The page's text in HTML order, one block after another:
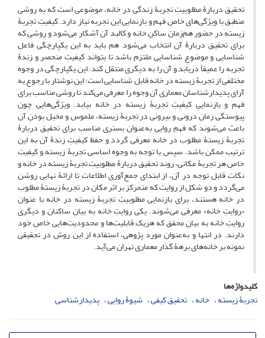
تحقیق دربارۀ مطلوبیتِ تجربۀ زندگی در خانه، موضوعی است که به روشی
منطبق با ویژگی‌های خاصِ فهم و بازنمایی این تجربه نیاز دارد. کیفیتِ تجربۀ
زیسته در حضور هم‌زمان ساکنِ خانه و کالبد آن آشکار می‌شود و روشی که
برای تحقیق دربارۀ آن انتخاب می‌شود هم باید به این یکپارچگی فاعلِ
شناسایی و موضوعِ شناسایی ملتزم باشد تا بتواند کیفیتِ منحصر و زندۀ
تجربه را عمیقاً دریابد و آن را به دیگری منتقل کند. این یکپارچگی در وجوه
مختلفی از تجربۀ زیسته در خانه قابل شناسایی است؛ این نوشتار با رجوع به
آرای پدیدارشناسان معماری آن وجوه را معرفی می‌کند تا روشی مناسب برای
فهم و بازنماییِ کیفیتِ تجربۀ زیسته در خانه بیابد. ویژگی‌هایی چون
پیوستگی زمانِ درونی و بیرونی در تجربۀ زیسته، ملموس و مخیل بودنِ آن
باعث می‌شوند که فهمِ روایی به‌عنوان بستری مناسب برای تحقیق دربارۀ
تجربۀ زیستۀ مطلوب در خانه معرفی گردد و حفظ کیفیتِ زندۀ آن به این
ترتیب ممکن باشد. سپس با توجه به وجوه اساسی تجربۀ زیسته و کیفیتِ
خاصِ هر تجربۀ مکانی، روند تحقیق دربارۀ مطلوبیتِ تجربۀ زیسته در خانه و
نکات قابل توجه در آن، از ابتدای جمع‌آوری اطلاعات تا ارائۀ نهایی روشن‌
می‌گردد و دو شکل از روایت که متمرکز بر اثر مکان در تجربۀ زیستۀ مطلوب
در خانه هستند، برای بازنمایی مطلوبیتِ تجربۀ زیسته در خانه با عنوان
«روایتِ خانه» معرفی می‌شوند. یکی روایتِ خانه به بیانِ ساکنان و دیگری
روایتِ خانه به بیانِ محقق که هریک قابلیت‌ها و محدودیت‌هایی خاص خود
دارند. در انتها و به‌عنوان مورد پژوهی، استفاده از این روش در تحقیقی
نمونه بر خانه‌های برهۀ گذار معماری تهران می‌آید.
کلیدواژه‌ها
تجربۀ زیسته خانه تحقیق کیفی شیوۀ روایی پدیدارشناسی